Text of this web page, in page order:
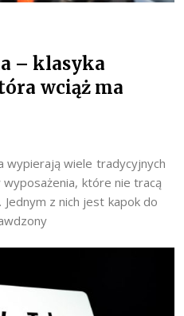
– klasyka
wciąż ma
wypierają wiele tradycyjnych
które nie tracą
Jednym z nich jest kapok do